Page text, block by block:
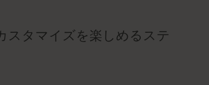
スタマイズを楽しめるステ